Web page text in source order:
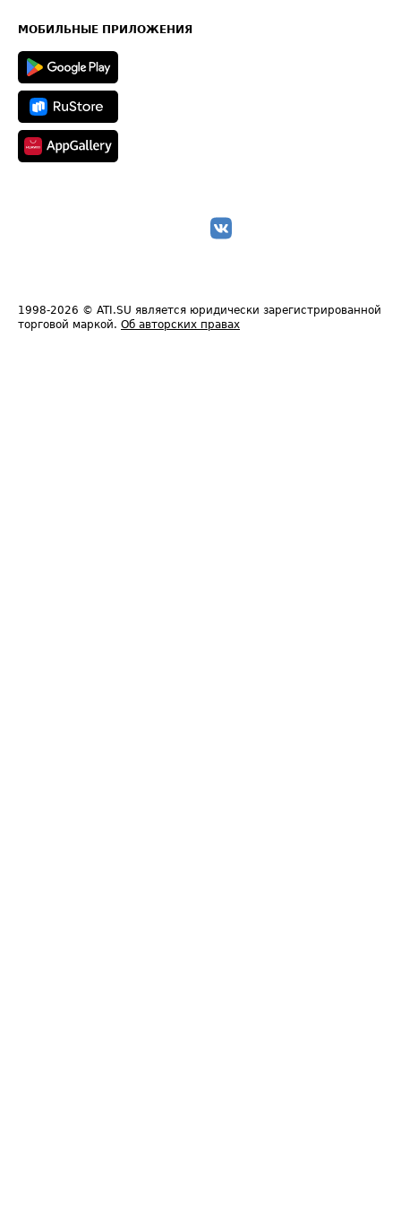
Техническая информация
МОБИЛЬНЫЕ ПРИЛОЖЕНИЯ
1998-2026 © ATI.SU является юридически зарегистрированной
торговой маркой. Об авторских правах